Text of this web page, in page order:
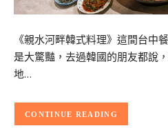
《親水河畔韓式料理》這間台中
是大驚豔，去過韓國的朋友都說
地…
CONTINUE READING